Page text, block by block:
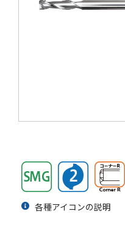
各種アイコンの説明